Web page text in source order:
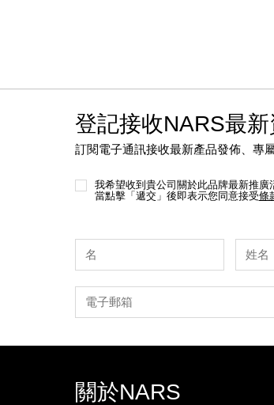
登記接收NARS最新
訂閱電子通訊接收最新產品發佈、專
我希望收到貴公司關於此品牌最新推廣
當點擊「遞交」後即表示您同意接受條
關於NARS